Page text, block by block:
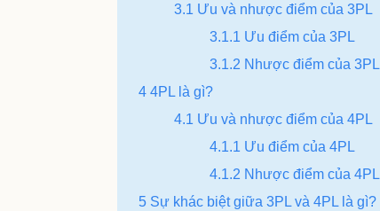
3.1 Ưu và nhược điểm của 3PL
3.1.1 Ưu điểm của 3PL
3.1.2 Nhược điểm của 3PL
4 4PL là gì?
4.1 Ưu và nhược điểm của 4PL
4.1.1 Ưu điểm của 4PL
4.1.2 Nhược điểm của 4PL
5 Sự khác biệt giữa 3PL và 4PL là gì?